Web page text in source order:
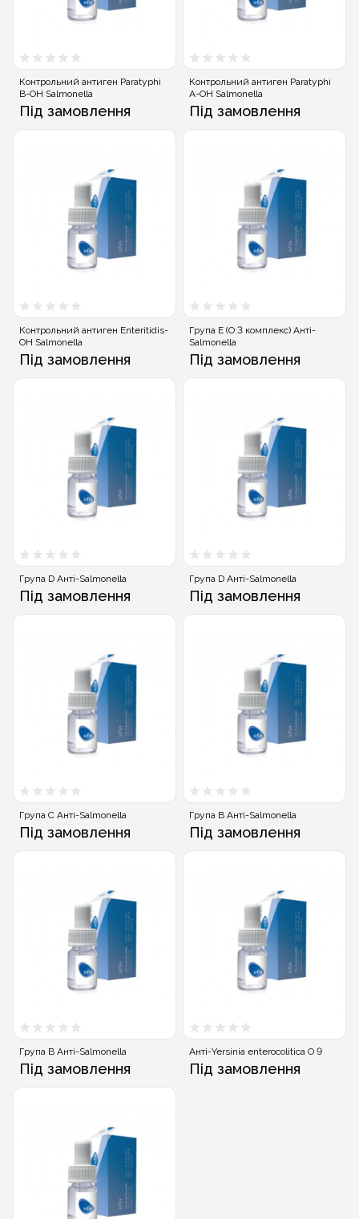
Контрольний антиген Paratyphi
B-OH Salmonella
Під замовлення
Контрольний антиген Paratyphi
A-OH Salmonella
Під замовлення
Контрольний антиген Enteritidis-
OH Salmonella
Під замовлення
Група E (O:3 комплекс) Анті-
Salmonella
Під замовлення
Група D Анті-Salmonella
Під замовлення
Група D Анті-Salmonella
Під замовлення
Група C Анті-Salmonella
Під замовлення
Група B Анті-Salmonella
Під замовлення
Група B Анті-Salmonella
Під замовлення
Анті-Yersinia enterocolitica O 9
Під замовлення